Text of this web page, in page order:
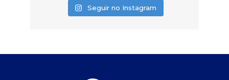
Seguir no Instagram